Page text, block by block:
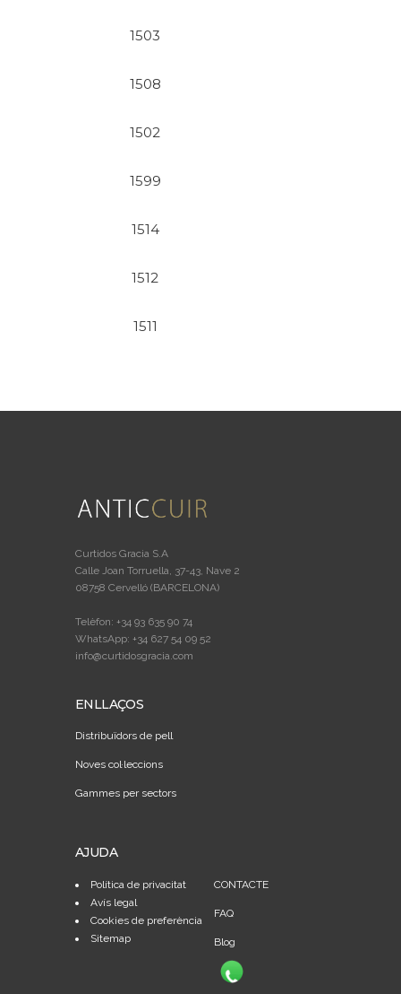
1503
1508
1502
1599
1514
1512
1511
Curtidos Gracia S.A
Calle Joan Torruella, 37-43, Nave 2
08758 Cervelló (BARCELONA)
Telèfon: +34 93 635 90 74
WhatsApp: +34 627 54 09 52
info@curtidosgracia.com
ENLLAÇOS
Distribuïdors de pell
Noves col·leccions
Gammes per sectors
AJUDA
Política de privacitat
Avís legal
Cookies de preferència
Sitemap
CONTACTE
FAQ
Blog